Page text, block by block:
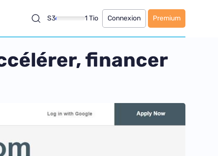
S3 1 Tio Connexion Premium
financer